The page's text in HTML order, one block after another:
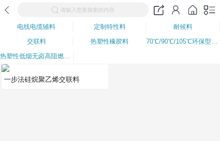
请输入您要搜索的内容
电线电缆辅料 定制特性料
耐候料
交联料
热塑性橡胶料
70℃/90℃/105℃环保型PVC电线电缆料
热塑性低烟无卤高阻燃聚烯烃绝缘护套料
一步法硅烷聚乙烯交联料